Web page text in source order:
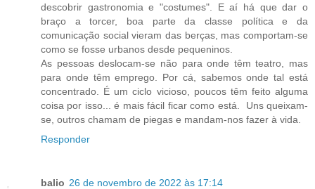
descobrir gastronomia e "costumes". E aí há que dar o
braço a torcer, boa parte da classe política e da
comunicação social vieram das berças, mas comportam-se
como se fosse urbanos desde pequeninos.
As pessoas deslocam-se não para onde têm teatro, mas
para onde têm emprego. Por cá, sabemos onde tal está
concentrado. É um ciclo vicioso, poucos têm feito alguma
coisa por isso... é mais fácil ficar como está. Uns queixam-
se, outros chamam de piegas e mandam-nos fazer à vida.
Responder
balio 26 de novembro de 2022 às 17:14